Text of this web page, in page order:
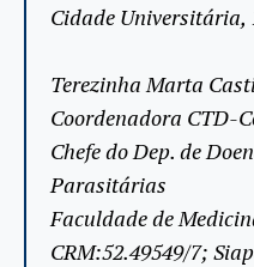
Cidade Universitária,
Terezinha Marta
Chefe do Dep. de
Parasitárias
Faculdade de
CRM:52.49549/7;